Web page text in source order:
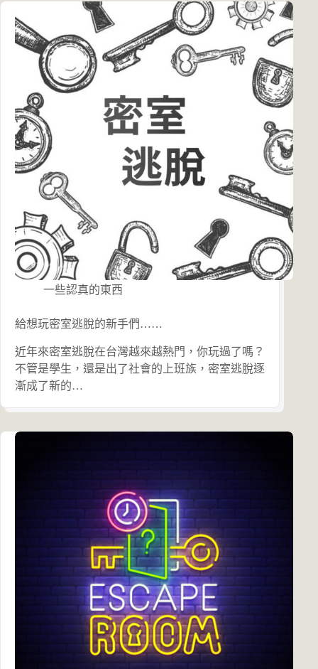
一些認真的東西
給想玩密室逃脫的新手們……
近年來密室逃脫在台灣越來越熱門，你玩過了嗎？
不管是學生，還是出了社會的上班族，密室逃脫逐
漸成了新的…